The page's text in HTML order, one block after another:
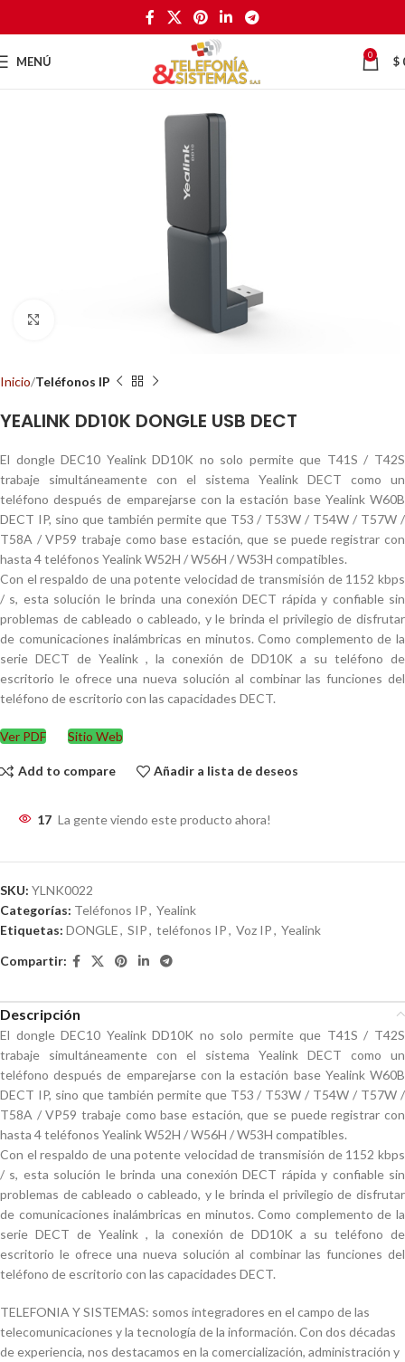
MENÚ 0 $
Haga Click para agrandar
Inicio Teléfonos IP
YEALINK DD10K DONGLE USB DECT
El dongle DEC10 Yealink DD10K no solo permite que T41S / T42S
trabaje simultáneamente con el sistema Yealink DECT como un
teléfono después de emparejarse con la estación base Yealink W60B
DECT IP, sino que también permite que T53 / T53W / T54W / T57W /
T58A / VP59 trabaje como base estación, que se puede registrar con
hasta 4 teléfonos Yealink W52H / W56H / W53H compatibles.
Con el respaldo de una potente velocidad de transmisión de 1152 kbps
/ s, esta solución le brinda una conexión DECT rápida y confiable sin
problemas de cableado o cableado, y le brinda el privilegio de disfrutar
de comunicaciones inalámbricas en minutos. Como complemento de la
serie DECT de Yealink , la conexión de DD10K a su teléfono de
escritorio le ofrece una nueva solución al combinar las funciones del
teléfono de escritorio con las capacidades DECT.
Ver PDF Sitio Web
Add to compare Añadir a lista de deseos
17 La gente viendo este producto ahora!
SKU: YLNK0022
Categorías: Teléfonos IP, Yealink
Etiquetas: DONGLE, SIP, teléfonos IP, Voz IP, Yealink
Compartir:
Descripción
El dongle DEC10 Yealink DD10K no solo permite que T41S / T42S
trabaje simultáneamente con el sistema Yealink DECT como un
teléfono después de emparejarse con la estación base Yealink W60B
DECT IP, sino que también permite que T53 / T53W / T54W / T57W /
T58A / VP59 trabaje como base estación, que se puede registrar con
hasta 4 teléfonos Yealink W52H / W56H / W53H compatibles.
Con el respaldo de una potente velocidad de transmisión de 1152 kbps
/ s, esta solución le brinda una conexión DECT rápida y confiable sin
problemas de cableado o cableado, y le brinda el privilegio de disfrutar
de comunicaciones inalámbricas en minutos. Como complemento de la
serie DECT de Yealink , la conexión de DD10K a su teléfono de
escritorio le ofrece una nueva solución al combinar las funciones del
teléfono de escritorio con las capacidades DECT.
TELEFONIA Y SISTEMAS: somos integradores en el campo de las
telecomunicaciones y la tecnología de la información. Con dos décadas
de experiencia, nos destacamos en la comercialización, administración y